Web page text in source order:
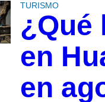
TURISMO
¿Qué
en
en